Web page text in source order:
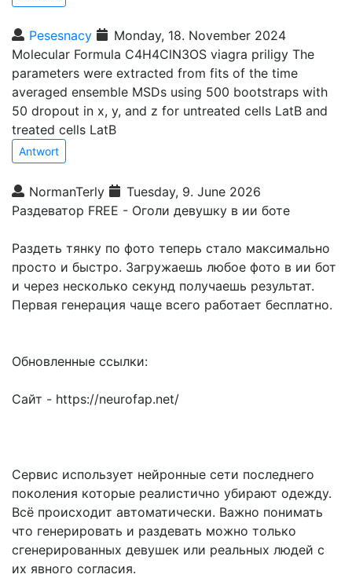
Pesesnacy
Monday, 18. November 2024
Molecular Formula C4H4ClN3OS viagra priligy The
parameters were extracted from fits of the time
averaged ensemble MSDs using 500 bootstraps with
50 dropout in x, y, and z for untreated cells LatB and
treated cells LatB
Antwort
NormanTerly
Tuesday, 9. June 2026
Раздеватор FREE - Оголи девушку в ии боте
Раздеть тянку по фото теперь стало максимально
просто и быстро. Загружаешь любое фото в ии бот
и через несколько секунд получаешь результат.
Первая генерация чаще всего работает бесплатно.
Обновленные ссылки:
Сайт - https://neurofap.net/
Сервис использует нейронные сети последнего
поколения которые реалистично убирают одежду.
Всё происходит автоматически. Важно понимать
что генерировать и раздевать можно только
сгенерированных девушек или реальных людей с
их явного согласия.